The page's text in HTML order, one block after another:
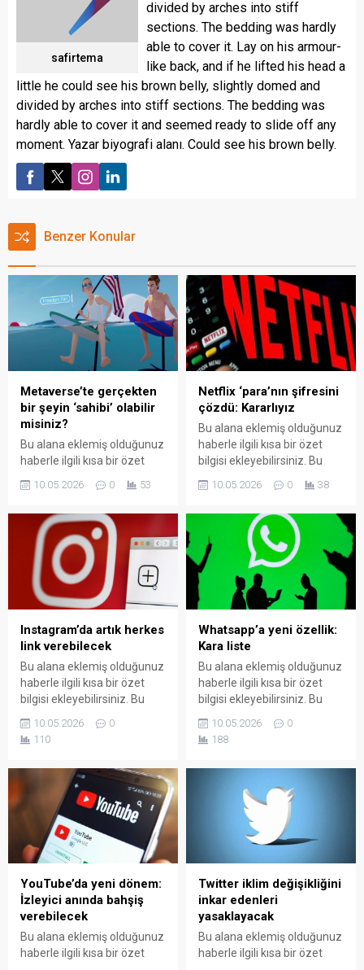
safirtema
divided by arches into stiff
sections. The bedding was hardly
able to cover it. Lay on his armour-
like back, and if he lifted his head a
little he could see his brown belly, slightly domed and
divided by arches into stiff sections. The bedding was
hardly able to cover it and seemed ready to slide off any
moment. Yazar biyografi alanı. Could see his brown belly.
Benzer Konular
Metaverse’te gerçekten
bir şeyin ‘sahibi’ olabilir
misiniz?
Bu alana eklemiş olduğunuz
haberle ilgili kısa bir özet
metin yazı düzenleme
bölümünden eklenebilir.
Özet eklenmişse başlık
altında kalın olarak bu
şekilde gösterilir,
eklenmemişse bu alan boş
kalır.
10.05.2026 0 53
Netflix ‘para’nın şifresini
çözdü: Kararlıyız
Bu alana eklemiş olduğunuz
haberle ilgili kısa bir özet
bilgisi ekleyebilirsiniz. Bu
sayfasında "Özet"
Özet eklenmişse başlık
altında kalın olarak bu
şekilde gösterilir,
eklenmemişse bu alan boş
kalır.
10.05.2026 0 38
Instagram’da artık herkes
link verebilecek
Bu alana eklemiş olduğunuz
haberle ilgili kısa bir özet
bilgisi ekleyebilirsiniz. Bu
sayfasında "Özet"
bölümünden eklenebilir.
altında kalın olarak bu
şekilde gösterilir,
eklenmemişse bu alan boş
10.05.2026
0
110
Whatsapp’a yeni özellik:
Kara liste
Bu alana eklemiş olduğunuz
haberle ilgili kısa bir özet
bilgisi ekleyebilirsiniz. Bu
sayfasında "Özet"
bölümünden eklenebilir.
şekilde gösterilir,
eklenmemişse bu alan boş
10.05.2026
0
188
YouTube’da yeni dönem:
İzleyici anında bahşiş
verebilecek
Bu alana eklemiş olduğunuz
haberle ilgili kısa bir özet
Twitter iklim değişikliğini
inkar edenleri
yasaklayacak
Bu alana eklemiş olduğunuz
haberle ilgili kısa bir özet